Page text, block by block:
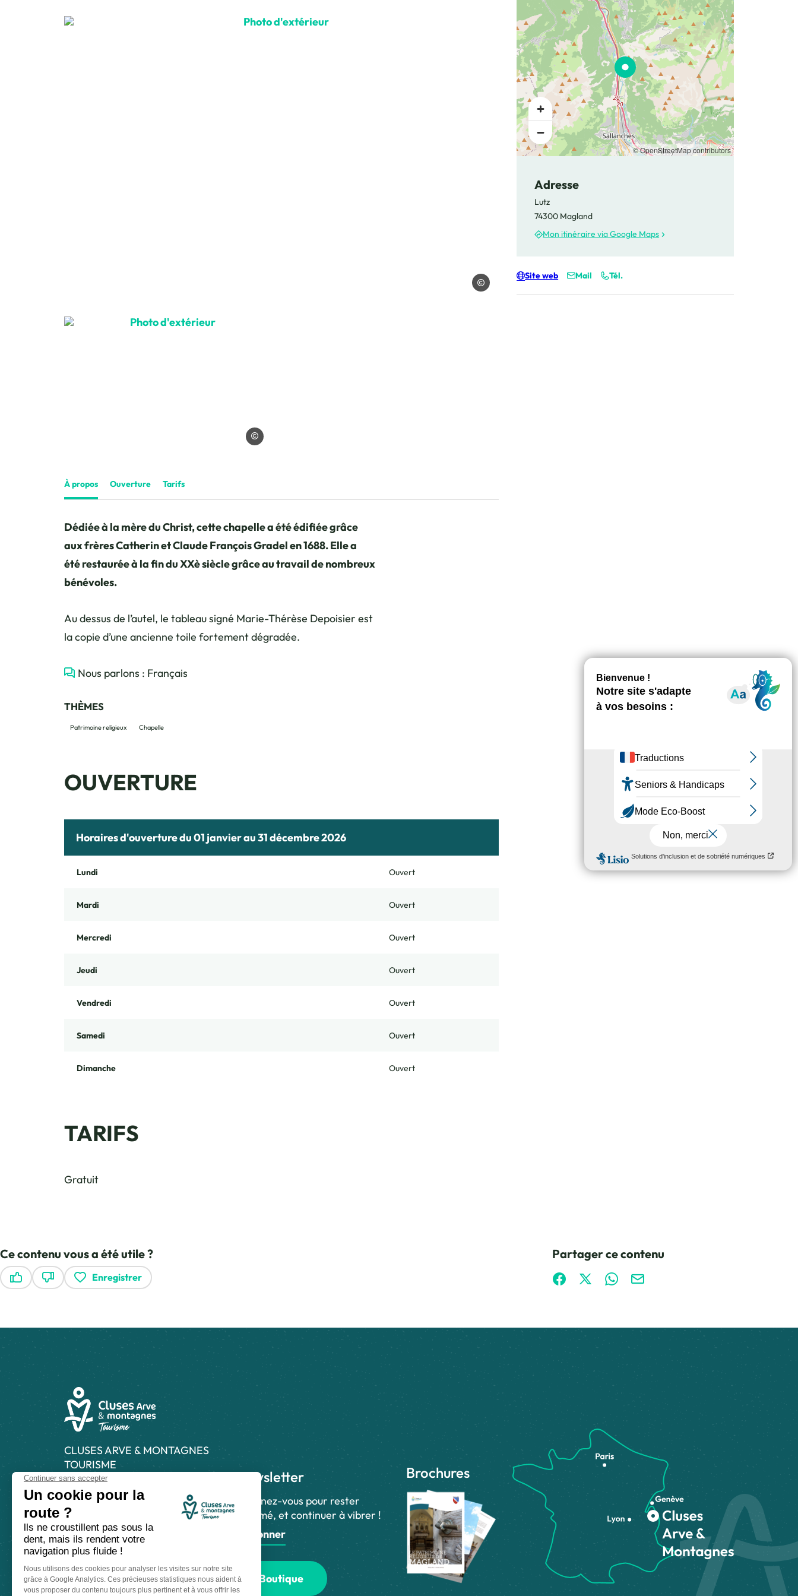
Photo d'extérieur, © Charles Savouret
Charles Savouret
Photo d'extérieur, © Charles Savouret
Charles Savouret
À propos Ouverture Tarifs
Dédiée à la mère du Christ, cette chapelle a été édifiée grâce
aux frères Catherin et Claude François Gradel en 1688. Elle a
été restaurée à la fin du XXè siècle grâce au travail de nombreux
bénévoles.
Au dessus de l’autel, le tableau signé Marie-Thérèse Depoisier est
la copie d’une ancienne toile fortement dégradée.
Nous parlons : Français
THÈMES
Patrimoine religieux Chapelle
OUVERTURE
Horaires d'ouverture du 01 janvier au 31 décembre 2026
Lundi Ouvert
Mardi Ouvert
Mercredi Ouvert
Jeudi Ouvert
Vendredi Ouvert
Samedi Ouvert
Dimanche Ouvert
TARIFS
Gratuit
© OpenStreetMap contributors
Adresse
Lutz
74300 Magland
Mon itinéraire via Google Maps
Site web Mail Tél.
Ce contenu vous a été utile ?
Enregistrer
Partager ce contenu
Partager sur Facebook (nouvelle fenêtre)
Partager sur X / Twitter (nouvelle fenêtre)
Partager sur WhatsApp
Partager par mail
CLUSES ARVE & MONTAGNES
TOURISME
21 Grande Rue, 74300 Cluses
04 50 96 69 69
Laissez-nous votre avis
Nous contacter
Newsletter
Abonnez-vous pour rester
informé, et continuer à vibrer !
S'abonner
Boutique
Brochures